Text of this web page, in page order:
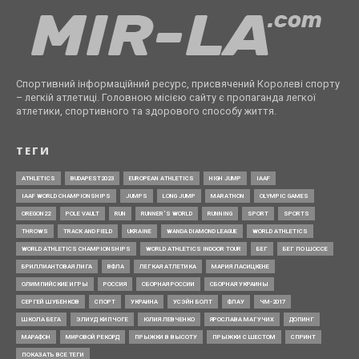
Спортивний інформаційний ресурс, присвячений Королеві спорту
– легкій атлетиці. Головною місією сайту є пропаганда легкої
атлетики, спортивного та здорового способу життя.
ТЕГИ
ATHLETICS BUDAPEST2023 EUROPEAN ATHLETICS HIGH JUMP IAAF
IAAF WORLD CHAMPIONSHIPS JUMPS LONG JUMP MARATHON OLYMPIC GAMES
OREGON22 POLE VAULT RUN RUNNER’S WORLD RUNNING SPORT SPORTS
THROWS TRACK AND FIELD UKRAINE WANDA DIAMOND LEAGUE WORLD ATHLETICS
WORLD ATHLETICS CHAMPIONSHIPS WORLD ATHLETICS INDOOR TOUR БЕГ БЕГ ПО ШОССЕ
БРИЛЛИАНТОВАЯ ЛИГА ВФЛА ЛЕГКАЯ АТЛЕТИКА МАРИЯ ЛАСИЦКЕНЕ
ОЛИМПИЙСКИЕ ИГРЫ РОССИЯ СБОРНАЯ РОССИИ СБОРНАЯ УКРАИНЫ
СЕРГЕЙ ШУБЕНКОВ СПОРТ УКРАИНА УСЭЙН БОЛТ ФЛАУ ЧМ-2017
ШКОЛА БЕГА ЭЛИУД КИПЧОГЕ ЮЛИЯ ЛЕВЧЕНКО ЯРОСЛАВА МАГУЧИХ ДОПИНГ
МАРАФОН МИРОВОЙ РЕКОРД ПРЫЖКИ В ВЫСОТУ ПРЫЖКИ С ШЕСТОМ СПРИНТ
ПОКАЗАТЬ ВСЕ ТЕГИ